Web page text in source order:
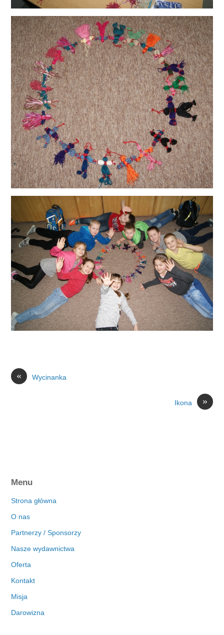
« Wycinanka
»
Ikona
Menu
Strona główna
O nas
Partnerzy / Sponsorzy
Nasze wydawnictwa
Oferta
Kontakt
Misja
Darowizna